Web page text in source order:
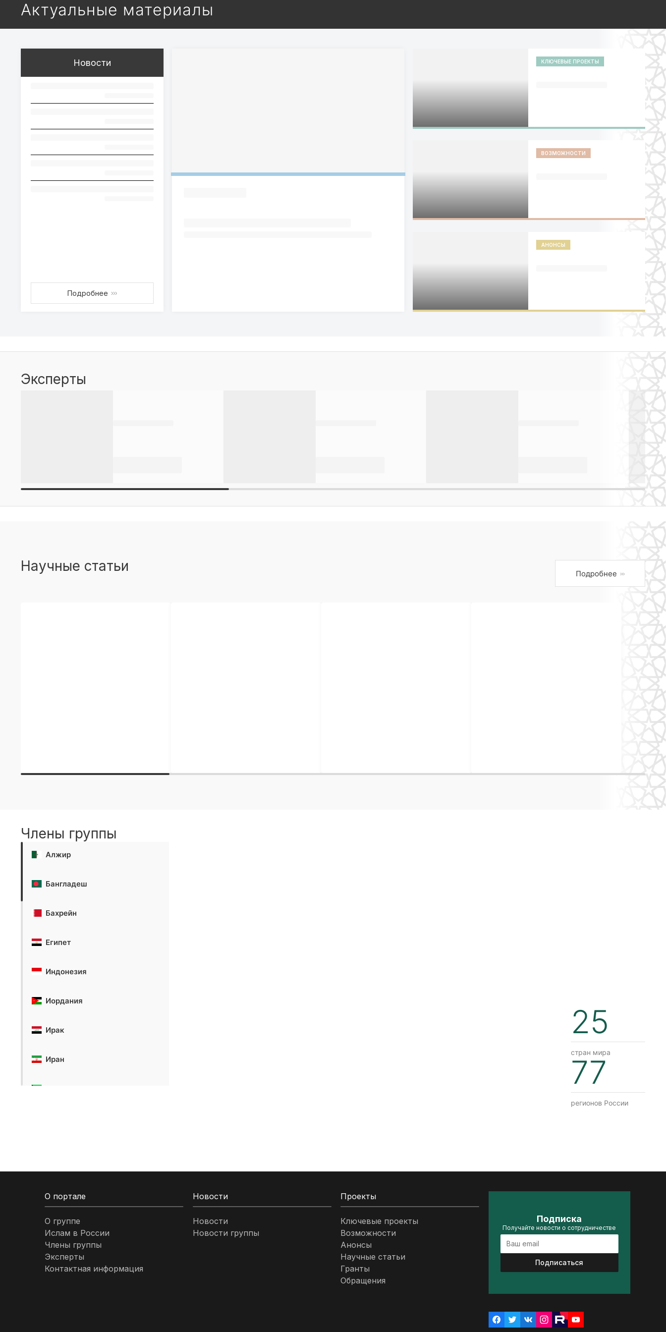
Актуальные материалы
Новости
Подробнее ›››
КЛЮЧЕВЫЕ ПРОЕКТЫ
ВОЗМОЖНОСТИ
АНОНСЫ
Эксперты
Научные статьи Подробнее ›››
Члены группы
Алжир
Бангладеш
Бахрейн
Египет
Индонезия
Иордания
Ирак
Иран
Малайзия
Марокко
Нигерия
25
стран мира
77
регионов России
О портале
О группе
Ислам в России
Члены группы
Эксперты
Контактная информация
Новости
Новости
Новости группы
Проекты
Ключевые проекты
Возможности
Анонсы
Научные статьи
Гранты
Обращения
Подписка
Получайте новости о сотрудничестве
Подписаться